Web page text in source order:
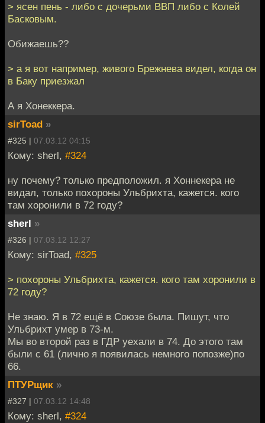
> ясен пень - либо с дочерьми ВВП либо с Колей
Басковым.
Обижаешь??
> а я вот например, живого Брежнева видел, когда он
в Баку приезжал
А я Хонеккера.
sirToad »
#325 | 07.03.12 04:15
Кому: sherl, #324
ну почему? только предположил. я Хоннекера не
видал, только похороны Ульбрихта, кажется. кого
там хоронили в 72 году?
sherl »
#326 | 07.03.12 12:27
Кому: sirToad, #325
> похороны Ульбрихта, кажется. кого там хоронили в
72 году?
Не знаю. Я в 72 ещё в Союзе была. Пишут, что
Ульбрихт умер в 73-м.
Мы во второй раз в ГДР уехали в 74. До этого там
были с 61 (лично я появилась немного попозже)по
66.
ПТУРщик »
#327 | 07.03.12 14:48
Кому: sherl, #324